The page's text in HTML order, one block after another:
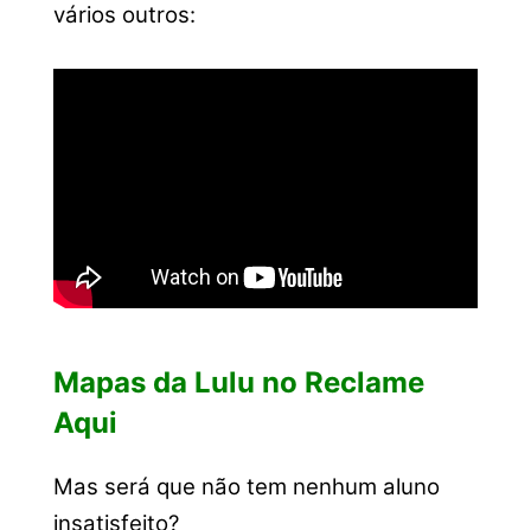
vários outros:
Mapas da Lulu no Reclame
Aqui
Mas será que não tem nenhum aluno
insatisfeito?